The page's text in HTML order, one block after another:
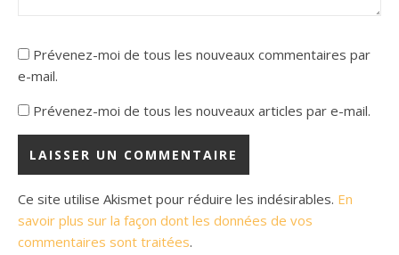
Prévenez-moi de tous les nouveaux commentaires par
e-mail.
Prévenez-moi de tous les nouveaux articles par e-mail.
Ce site utilise Akismet pour réduire les indésirables. En
savoir plus sur la façon dont les données de vos
commentaires sont traitées.